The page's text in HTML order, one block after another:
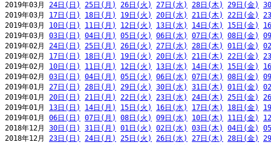
2019年03月 24日(日) 25日(月) 26日(火) 27日(水) 28日(木) 29日(金)
2019年03月 17日(日) 18日(月) 19日(火) 20日(水) 21日(木) 22日(金)
2019年03月 10日(日) 11日(月) 12日(火) 13日(水) 14日(木) 15日(金)
2019年03月 03日(日) 04日(月) 05日(火) 06日(水) 07日(木) 08日(金)
2019年02月 24日(日) 25日(月) 26日(火) 27日(水) 28日(木) 01日(金)
2019年02月 17日(日) 18日(月) 19日(火) 20日(水) 21日(木) 22日(金)
2019年02月 10日(日) 11日(月) 12日(火) 13日(水) 14日(木) 15日(金)
2019年02月 03日(日) 04日(月) 05日(火) 06日(水) 07日(木) 08日(金)
2019年01月 27日(日) 28日(月) 29日(火) 30日(水) 31日(木) 01日(金)
2019年01月 20日(日) 21日(月) 22日(火) 23日(水) 24日(木) 25日(金)
2019年01月 13日(日) 14日(月) 15日(火) 16日(水) 17日(木) 18日(金)
2019年01月 06日(日) 07日(月) 08日(火) 09日(水) 10日(木) 11日(金)
2018年12月 30日(日) 31日(月) 01日(火) 02日(水) 03日(木) 04日(金)
2018年12月 23日(日) 24日(月) 25日(火) 26日(水) 27日(木) 28日(金)